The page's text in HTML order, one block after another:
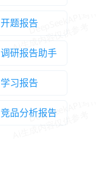
开题报告
调研报告助手
学习报告
竞品分析报告